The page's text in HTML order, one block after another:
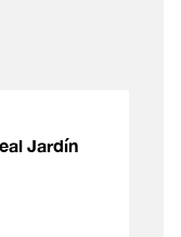
Jardín